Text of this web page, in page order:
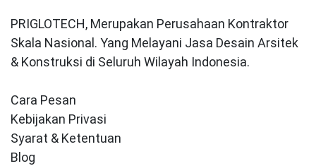
PRIGLOTECH, Merupakan Perusahaan Kontraktor
Skala Nasional. Yang Melayani Jasa Desain Arsitek
& Konstruksi di Seluruh Wilayah Indonesia.
Cara Pesan
Kebijakan Privasi
Syarat & Ketentuan
Blog